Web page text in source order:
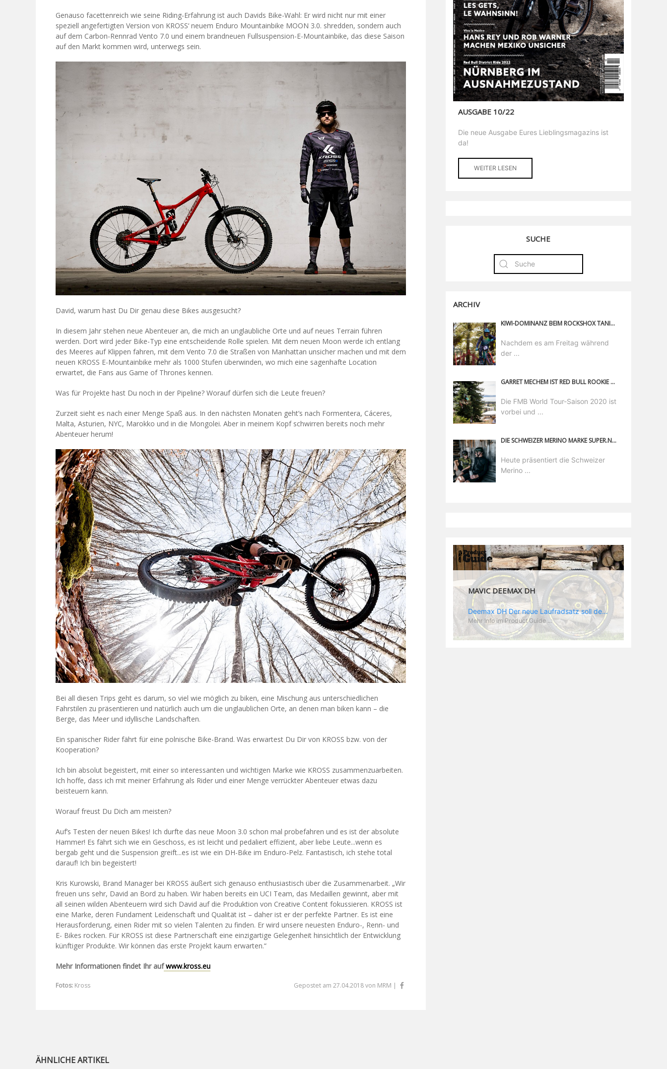
Genauso facettenreich wie seine Riding-Erfahrung ist auch Davids Bike-Wahl: Er wird nicht nur mit einer
speziell angefertigten Version von KROSS‘ neuem Enduro Mountainbike MOON 3.0. shredden, sondern auch
auf dem Carbon-Rennrad Vento 7.0 und einem brandneuen Fullsuspension-E-Mountainbike, das diese Saison
auf den Markt kommen wird, unterwegs sein.
David, warum hast Du Dir genau diese Bikes ausgesucht?
In diesem Jahr stehen neue Abenteuer an, die mich an unglaubliche Orte und auf neues Terrain führen
werden. Dort wird jeder Bike-Typ eine entscheidende Rolle spielen. Mit dem neuen Moon werde ich entlang
des Meeres auf Klippen fahren, mit dem Vento 7.0 die Straßen von Manhattan unsicher machen und mit dem
neuen KROSS E-Mountainbike mehr als 1000 Stufen überwinden, wo mich eine sagenhafte Location
erwartet, die Fans aus Game of Thrones kennen.
Was für Projekte hast Du noch in der Pipeline? Worauf dürfen sich die Leute freuen?
Zurzeit sieht es nach einer Menge Spaß aus. In den nächsten Monaten geht’s nach Formentera, Cáceres,
Malta, Asturien, NYC, Marokko und in die Mongolei. Aber in meinem Kopf schwirren bereits noch mehr
Abenteuer herum!
Bei all diesen Trips geht es darum, so viel wie möglich zu biken, eine Mischung aus unterschiedlichen
Fahrstilen zu präsentieren und natürlich auch um die unglaublichen Orte, an denen man biken kann – die
Berge, das Meer und idyllische Landschaften.
Ein spanischer Rider fährt für eine polnische Bike-Brand. Was erwartest Du Dir von KROSS bzw. von der
Kooperation?
Ich bin absolut begeistert, mit einer so interessanten und wichtigen Marke wie KROSS zusammenzuarbeiten.
Ich hoffe, dass ich mit meiner Erfahrung als Rider und einer Menge verrückter Abenteuer etwas dazu
beisteuern kann.
Worauf freust Du Dich am meisten?
Auf’s Testen der neuen Bikes! Ich durfte das neue Moon 3.0 schon mal probefahren und es ist der absolute
Hammer! Es fährt sich wie ein Geschoss, es ist leicht und pedaliert effizient, aber liebe Leute...wenn es
bergab geht und die Suspension greift...es ist wie ein DH-Bike im Enduro-Pelz. Fantastisch, ich stehe total
darauf! Ich bin begeistert!
Kris Kurowski, Brand Manager bei KROSS äußert sich genauso enthusiastisch über die Zusammenarbeit. „Wir
freuen uns sehr, David an Bord zu haben. Wir haben bereits ein UCI Team, das Medaillen gewinnt, aber mit
all seinen wilden Abenteuern wird sich David auf die Produktion von Creative Content fokussieren. KROSS ist
eine Marke, deren Fundament Leidenschaft und Qualität ist – daher ist er der perfekte Partner. Es ist eine
Herausforderung, einen Rider mit so vielen Talenten zu finden. Er wird unsere neuesten Enduro-, Renn- und
E- Bikes rocken. Für KROSS ist diese Partnerschaft eine einzigartige Gelegenheit hinsichtlich der Entwicklung
künftiger Produkte. Wir können das erste Projekt kaum erwarten.“
Mehr Informationen findet Ihr aufwww.kross.eu
Fotos: Kross Gepostet am 27.04.2018 von MRM |
AUSGABE 10/22
Die neue Ausgabe Eures Lieblingsmagazins ist
da!
WEITER LESEN
SUCHE
ARCHIV
KIWI-DOMINANZ BEIM ROCKSHOX TANIWHA DOWNHILL IN CRANKWORX ROTORUA
Nachdem es am Freitag während
der ...
GARRET MECHEM IST RED BULL ROOKIE OF THE YEAR 2020
Die FMB World Tour-Saison 2020 ist
vorbei und ...
DIE SCHWEIZER MERINO MARKE SUPER.NATURAL SETZT AUF UMWELTGERECHTES VERPACKEN
Heute präsentiert die Schweizer
Merino ...
MAVIC DEEMAX PRO
Deemax Pro Schuh Vielleicht fragt ihr euch, was ein Schuh mit Deemax zu tun hat? Nun, hier spielt vor allem der Einsatzzweck eine Rolle: Deemax steht für Gravity pur und dafür ist auch der neue Schuh gedacht, der vor allem den Ideen von Downhill Legende Fabien Barel entspricht. Der Schuh soll ganz der Deemax Philosophie entsprechen: kompromisslose Funktion, effizient und hoher Komfort standen auf der Wunschliste von Fabien. Und das kam dabei heraus: - die neue „Energy Grip AM“ Sohle bietet maximale Stabilität und optimalen Grip auf dem Pedal. - die „Ergo Fit“ Innensohle soll super hohen Komfort bieten und optimal sitzen und zwar den ganzen Tag lang. - eine 3D-Mesch-Konstruktion soll den Fuß belüften und sowohl bei Sonne also auch unter kühlen Bedingungen für optimales Fußklima sorgen - die Assymetrische Konstruktion mit höherem Seitenteil innen soll den Knöchel optimal schützen - extra Schutz für die Zehen und die Fersen
Mehr Info im Product Guide ...
ÄHNLICHE ARTIKEL